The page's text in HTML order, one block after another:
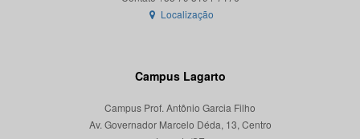
Localização
Campus Lagarto
Campus Prof. Antônio Garcia Filho
Av. Governador Marcelo Déda, 13, Centro